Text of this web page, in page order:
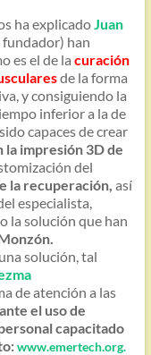
ha explicadoJuan
han
es el de la curación
de la forma
y consiguiendo la
inferior a la de
capaces de crear
la impresión 3D de
del
la recuperación, así
especialista,
la solución que han
solución, tal
de atención a las
el uso de
capacitado
www.emertech.org.